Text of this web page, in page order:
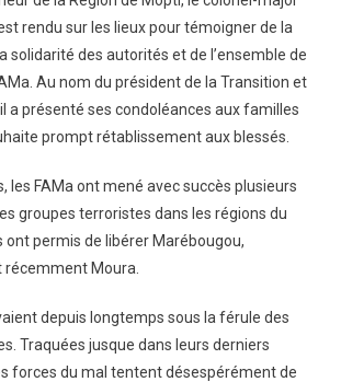
rendu sur les lieux pour témoigner de la
solidarité des autorités et de l’ensemble de
Au nom du président de la Transition et
a présenté ses condoléances aux familles
prompt rétablissement aux blessés.
les FAMa ont mené avec succès plusieurs
groupes terroristes dans les régions du
ont permis de libérer Marébougou,
récemment Moura.
depuis longtemps sous la férule des
Traquées jusque dans leurs derniers
forces du mal tentent désespérément de